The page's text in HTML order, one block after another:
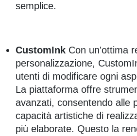
semplice.
CustomInk Con un'ottima
personalizzazione,
utenti di modificare ogni
La piattaforma offre
avanzati, consentendo alle
capacità artistiche di
più elaborate. Questo la